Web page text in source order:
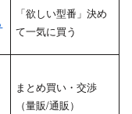
「欲しい型番」決め
て一気に買う
まとめ買い・交渉
（量販/通販）